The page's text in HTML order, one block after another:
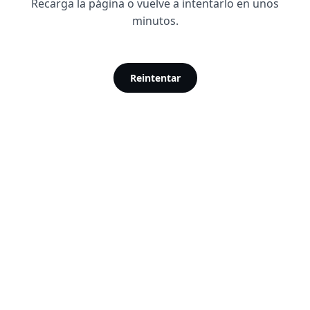
Recarga la página o vuelve a intentarlo en unos
minutos.
Reintentar